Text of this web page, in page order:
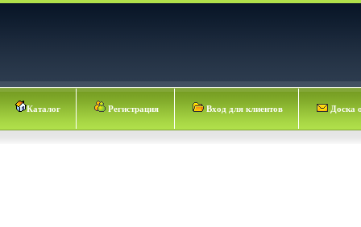
Каталог Регистрация Вход для клиентов Доска